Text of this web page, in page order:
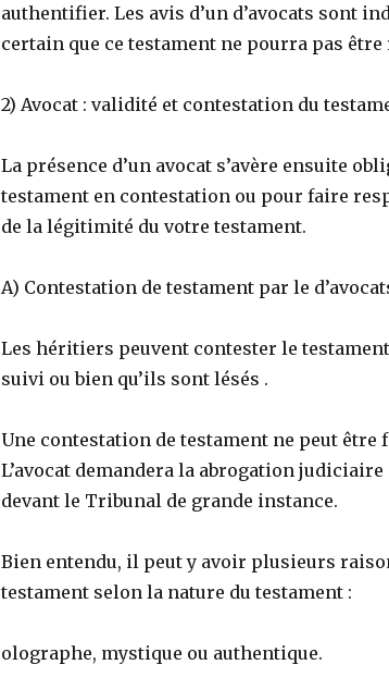
authentifier. Les avis d’un d’avocats sont
certain que ce testament ne pourra pas être
2) Avocat : validité et contestation du
La présence d’un avocat s’avère ensuite
testament en contestation ou pour faire
de la légitimité du votre testament.
A) Contestation de testament par le
Les héritiers peuvent contester le
suivi ou bien qu’ils sont lésés .
Une contestation de testament ne peut être
L’avocat demandera la abrogation
devant le Tribunal de grande instance.
Bien entendu, il peut y avoir plusieurs
testament selon la nature du testament :
olographe, mystique ou authentique.